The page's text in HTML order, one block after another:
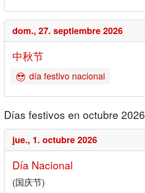
dom., 27. septiembre 2026
中秋节
día festivo nacional
Días festivos en octubre 2026
jue., 1. octubre 2026
Día Nacional
(国庆节)